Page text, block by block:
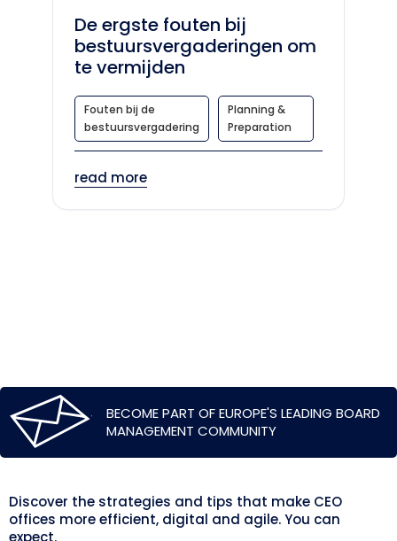
De ergste fouten bij
bestuursvergaderingen om
te vermijden
Fouten bij de
bestuursvergadering
Planning &
Preparation
read more
BECOME PART OF EUROPE'S LEADING BOARD
MANAGEMENT COMMUNITY
Discover the strategies and tips that make CEO
offices more efficient, digital and agile. You can
expect.